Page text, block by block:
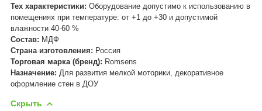
Тех характеристики: Оборудование допустимо к использованию в
помещениях при температуре: от +1 до +30 и допустимой
влажности 40-60 %
Состав: МДФ
Страна изготовления: Россия
Торговая марка (бренд): Romsens
Назначение: Для развития мелкой моторики, декоративное
оформление стен в ДОУ
Скрыть